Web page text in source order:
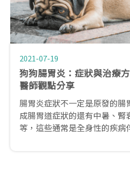
2021-07-19
狗狗腸胃炎：症狀與治療
醫師觀點分享
腸胃炎症狀不一定是原發的腸
成腸胃道症狀的還有中暑、
等，這些通常是全身性的疾病